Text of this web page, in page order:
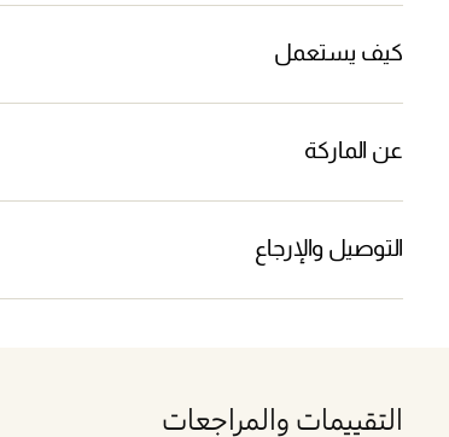
كيف يستعمل
عن الماركة
التوصيل والإرجاع
التقييمات والمراجعات